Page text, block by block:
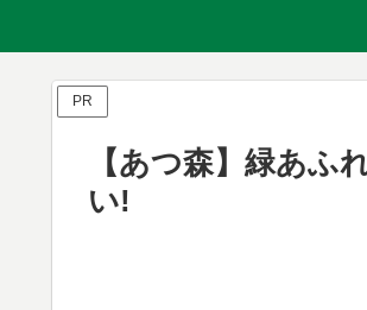
PR
【あつ森】緑あふ
い!